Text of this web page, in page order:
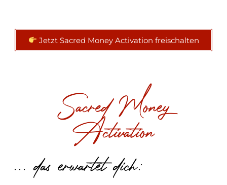
Jetzt Sacred Money Activation freischalten
Sacred Money
Activation
... das erwartet dich: